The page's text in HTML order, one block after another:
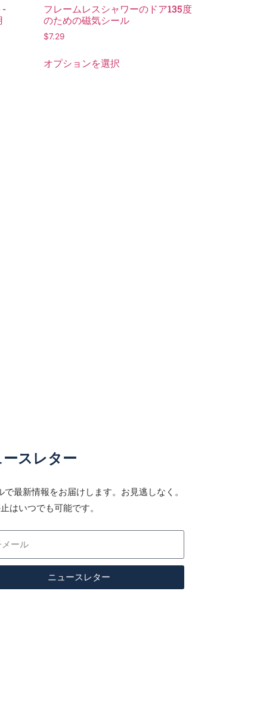
-
フレームレスシャワーのドア135度
のための磁気シール
$7.29
オプションを選択
ースレター
で最新情報をお届けします。お見逃しなく。
はいつでも可能です。
ニュースレター